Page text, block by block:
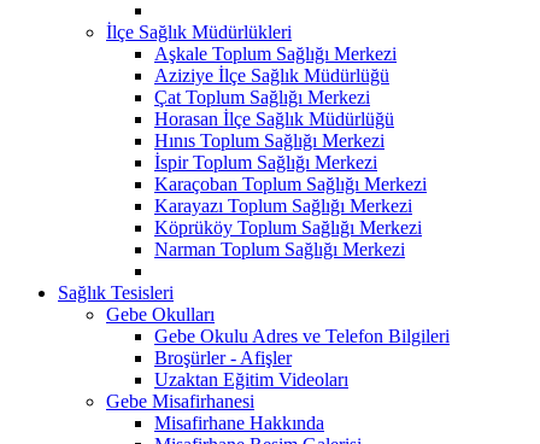
İlçe Sağlık Müdürlükleri
Aşkale Toplum Sağlığı Merkezi
Aziziye İlçe Sağlık Müdürlüğü
Çat Toplum Sağlığı Merkezi
Horasan İlçe Sağlık Müdürlüğü
Hınıs Toplum Sağlığı Merkezi
İspir Toplum Sağlığı Merkezi
Karaçoban Toplum Sağlığı Merkezi
Karayazı Toplum Sağlığı Merkezi
Köprüköy Toplum Sağlığı Merkezi
Narman Toplum Sağlığı Merkezi
Sağlık Tesisleri
Gebe Okulları
Gebe Okulu Adres ve Telefon Bilgileri
Broşürler - Afişler
Uzaktan Eğitim Videoları
Gebe Misafirhanesi
Misafirhane Hakkında